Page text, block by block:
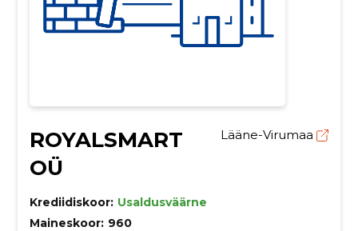
ROYALSMART
OÜ
Lääne-Virumaa
Krediidiskoor: Usaldusväärne
Maineskoor: 960